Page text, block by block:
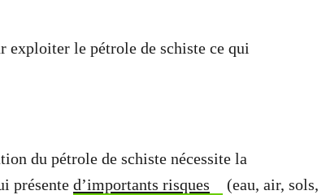
exploiter le pétrole de schiste ce qui
du pétrole de schiste nécessite la
présente d’importants risques
(eau, air, sols,